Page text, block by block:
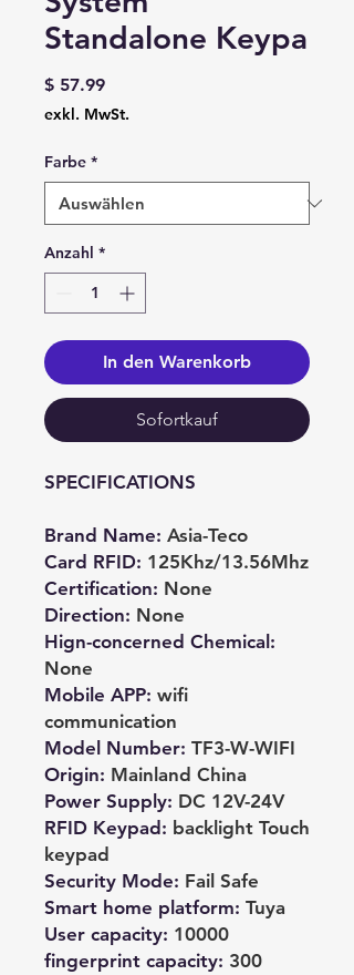
Standalone Keypa
$ 57.99Preis
exkl. MwSt.
Farbe *
Anzahl *
In den Warenkorb
Sofortkauf
SPECIFICATIONS
Brand Name: Asia-Teco
Card RFID: 125Khz/13.56Mhz
Certification: None
Direction: None
Hign-concerned Chemical :
None
Mobile APP: wifi
communication
Model Number: TF3-W-WIFI
Origin: Mainland China
Power Supply: DC 12V-24V
RFID Keypad : backlight Touch
keypad
Security Mode: Fail Safe
Smart home platform: Tuya
User capacity: 10000
fingerprint capacity: 300